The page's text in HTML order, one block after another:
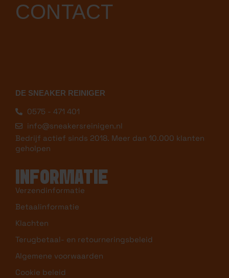
CONTACT
DE SNEAKER REINIGER
0575 - 471 401
info@sneakersreinigen.nl
Bedrijf actief sinds 2018. Meer dan 10.000 klanten
geholpen
INFORMATIE
Verzendinformatie
Betaalinformatie
Klachten
Terugbetaal- en retourneringsbeleid
Algemene voorwaarden
Cookie beleid